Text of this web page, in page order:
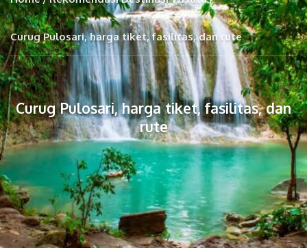
Curug Pulosari, harga tiket, fasilitas, dan rute
Curug Pulosari, harga tiket, fasilitas, dan
rute